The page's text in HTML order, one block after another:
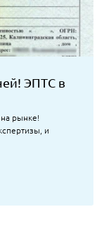
ЭПТС в
рынке!
и